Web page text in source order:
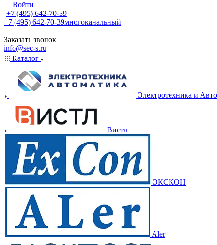
Войти
+7 (495) 642-70-39
+7 (495) 642-70-39многоканальный
Заказать звонок
info@sec-s.ru
Каталог
Электротехника и
Вистл
ЭКСКОН
Aler